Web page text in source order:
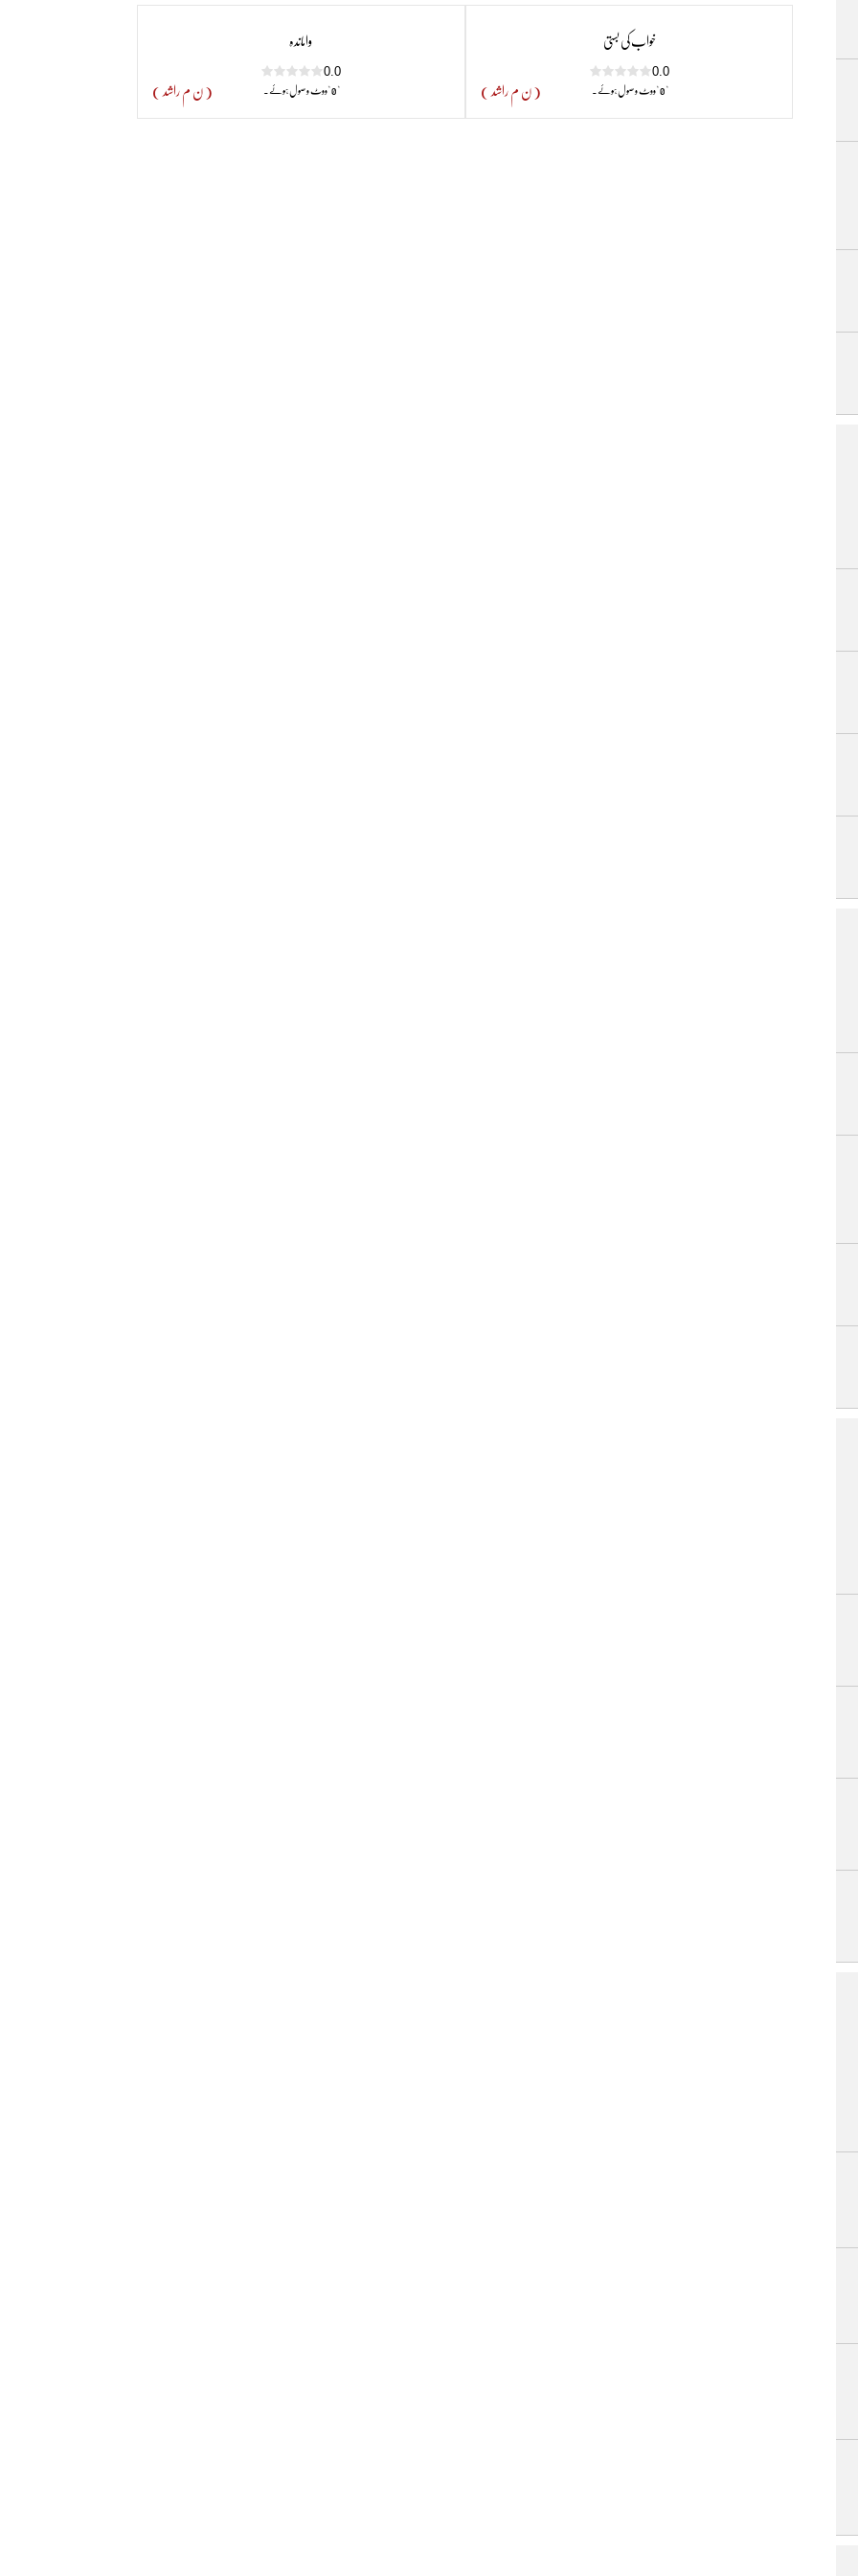
کی۔ زندگی کے آخری ایام میں وہ لندن میں مقیم تھے۔جہاں وہ 9 اکتوبر 1975ءکو وفات پاگئے ان کی وفات کے بعد ان کی وصیت کے
مطابق ان کی لاش کو نذر آتش کردیا گیا۔وہ زندگی بھر دنیا کو چونکاتے رہے تھے اور موت کے بعدبھی اپنی یہ عادت ترک نہ کرسکے۔
خواب کی بستی
0.0
" 0 "ووٹ وصول ہوئے۔ ( ن م راشد )
واماندہ
0.0
" 0 "ووٹ وصول ہوئے۔ ( ن م راشد )